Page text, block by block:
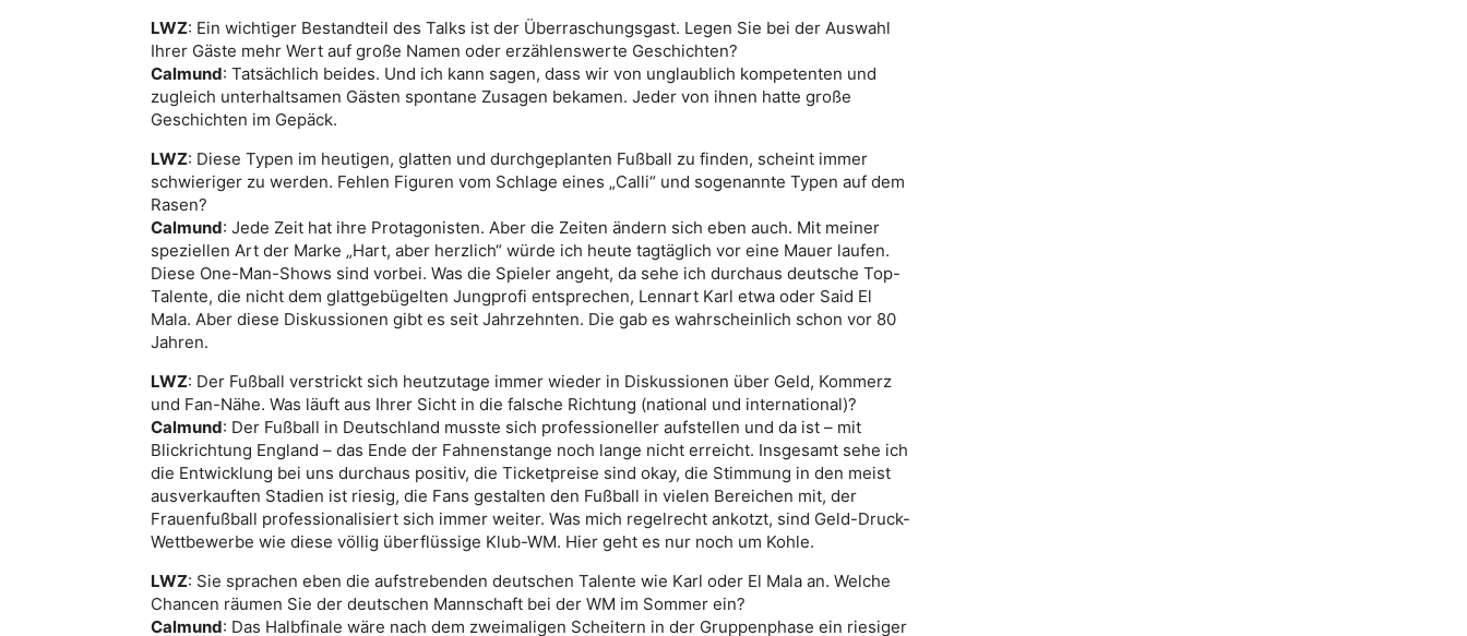
LWZ: Ein wichtiger Bestandteil des Talks ist der Überraschungsgast. Legen Sie bei der Auswahl
Ihrer Gäste mehr Wert auf große Namen oder erzählenswerte Geschichten?
Calmund: Tatsächlich beides. Und ich kann sagen, dass wir von unglaublich kompetenten und
zugleich unterhaltsamen Gästen spontane Zusagen bekamen. Jeder von ihnen hatte große
Geschichten im Gepäck.
LWZ: Diese Typen im heutigen, glatten und durchgeplanten Fußball zu finden, scheint immer
schwieriger zu werden. Fehlen Figuren vom Schlage eines „Calli“ und sogenannte Typen auf dem
Rasen?
Calmund: Jede Zeit hat ihre Protagonisten. Aber die Zeiten ändern sich eben auch. Mit meiner
speziellen Art der Marke „Hart, aber herzlich“ würde ich heute tagtäglich vor eine Mauer laufen.
Diese One-Man-Shows sind vorbei. Was die Spieler angeht, da sehe ich durchaus deutsche Top-
Talente, die nicht dem glattgebügelten Jungprofi entsprechen, Lennart Karl etwa oder Said El
Mala. Aber diese Diskussionen gibt es seit Jahrzehnten. Die gab es wahrscheinlich schon vor 80
Jahren.
LWZ: Der Fußball verstrickt sich heutzutage immer wieder in Diskussionen über Geld, Kommerz
und Fan-Nähe. Was läuft aus Ihrer Sicht in die falsche Richtung (national und international)?
Calmund: Der Fußball in Deutschland musste sich professioneller aufstellen und da ist – mit
Blickrichtung England – das Ende der Fahnenstange noch lange nicht erreicht. Insgesamt sehe ich
die Entwicklung bei uns durchaus positiv, die Ticketpreise sind okay, die Stimmung in den meist
ausverkauften Stadien ist riesig, die Fans gestalten den Fußball in vielen Bereichen mit, der
Frauenfußball professionalisiert sich immer weiter. Was mich regelrecht ankotzt, sind Geld-Druck-
Wettbewerbe wie diese völlig überflüssige Klub-WM. Hier geht es nur noch um Kohle.
LWZ: Sie sprachen eben die aufstrebenden deutschen Talente wie Karl oder El Mala an. Welche
Chancen räumen Sie der deutschen Mannschaft bei der WM im Sommer ein?
Calmund: Das Halbfinale wäre nach dem zweimaligen Scheitern in der Gruppenphase ein riesiger